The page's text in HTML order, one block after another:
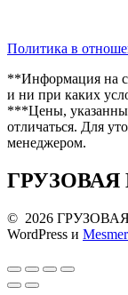
Политика в
**Информация на
и ни при каких
***Цены,
отличаться. Для
менеджером.
ГРУЗОВАЯ
© 2026 ГРУЗОВАЯ
WordPress и